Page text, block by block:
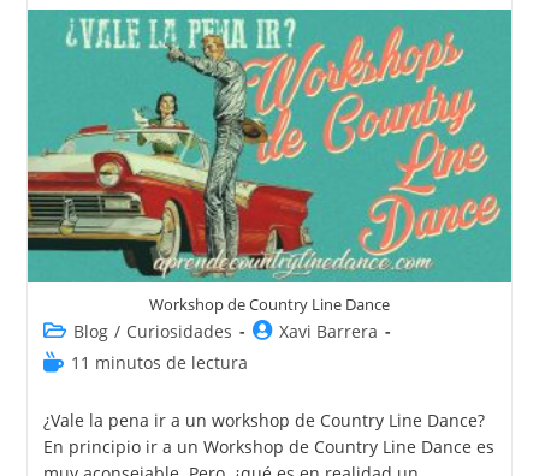
Workshop de Country Line Dance
Blog / Curiosidades
Xavi Barrera
11 minutos de lectura
¿Vale la pena ir a un workshop de Country Line Dance?
En principio ir a un Workshop de Country Line Dance es